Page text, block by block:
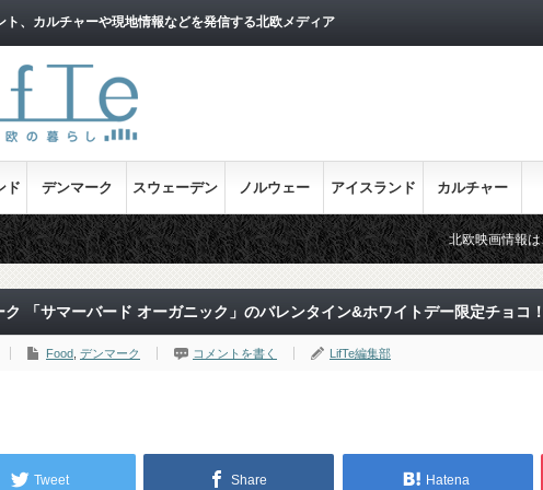
ト、カルチャーや現地情報などを発信する北欧メディア
ド デンマーク スウェーデン ノルウェー アイスランド カルチャー
北欧映画情報はこちら♪
ク 「サマーバード オーガニック」のバレンタイン&ホワイトデー限定チョコ！
Food デンマーク コメントを書く LifTe編集部
Tweet Share Hatena